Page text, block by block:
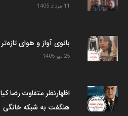
11 مرداد 1405
بانوی آواز و هوای
25 تیر 1405
اظهارنظر متفاوت رضا
هنگفت به شبکه خانگی